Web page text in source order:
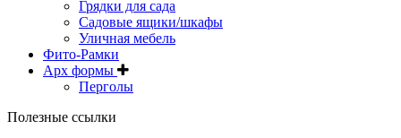
Грядки для сада
Садовые ящики/шкафы
Уличная мебель
Фито-Рамки
Арх формы
Перголы
Полезные ссылки